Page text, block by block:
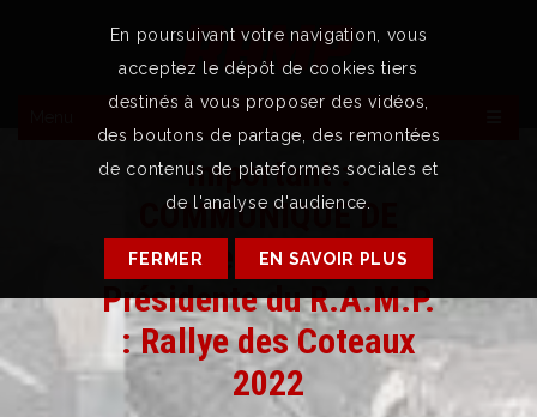
Important :
COMMUNIQUE DE
Sylvie Sérusclat,
Présidente du R.A.M.P.
: Rallye des Coteaux
2022
En poursuivant votre navigation, vous
acceptez le dépôt de cookies tiers
destinés à vous proposer des vidéos,
des boutons de partage, des remontées
de contenus de plateformes sociales et
de l'analyse d'audience.
FERMER EN SAVOIR PLUS